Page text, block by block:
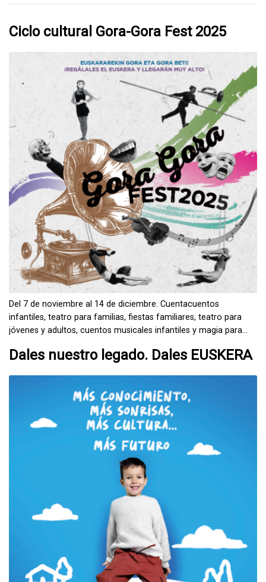
Ciclo cultural Gora-Gora Fest 2025
Del 7 de noviembre al 14 de diciembre. Cuentacuentos
infantiles, teatro para familias, fiestas familiares, teatro para
jóvenes y adultos, cuentos musicales infantiles y magia para
Dales nuestro legado. Dales EUSKERA